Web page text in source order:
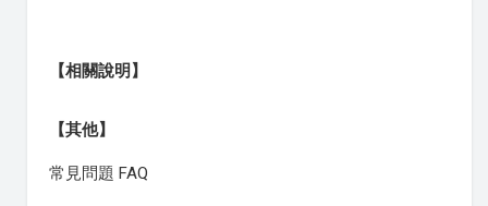
【相關說明】
【其他】
常見問題 FAQ